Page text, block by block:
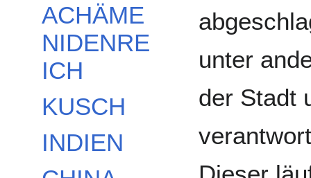
ACHÄME
NIDENRE
ICH
KUSCH
INDIEN
unter
der Stadt